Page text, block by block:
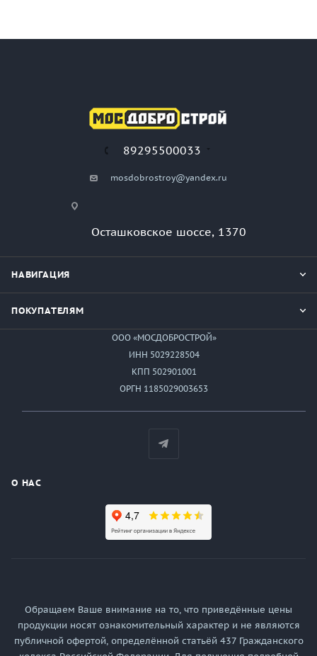
89295500033
mosdobrostroy@yandex.ru
Осташковское шоссе, 1370
НАВИГАЦИЯ
ПОКУПАТЕЛЯМ
ООО «МОСДОБРОСТРОЙ»
ИНН 5029228504
КПП 502901001
ОРГН 1185029003653
О НАС
Обращаем Ваше внимание на то, что приведённые цены
продукции носят ознакомительный характер и не являются
публичной офертой, определённой статьёй 437 Гражданского